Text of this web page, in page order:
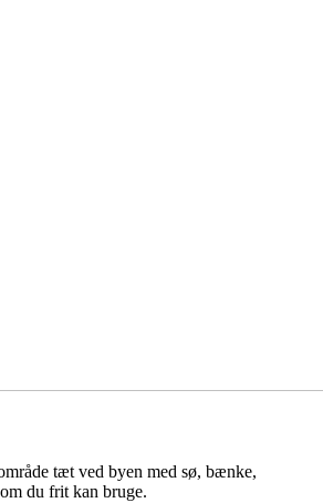
tæt ved byen med sø, bænke,
du frit kan bruge.